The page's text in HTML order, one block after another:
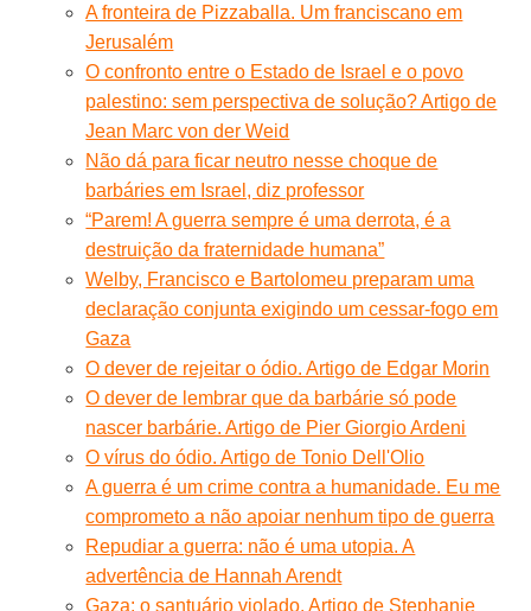
A fronteira de Pizzaballa. Um franciscano em
Jerusalém
O confronto entre o Estado de Israel e o povo
palestino: sem perspectiva de solução? Artigo de
Jean Marc von der Weid
Não dá para ficar neutro nesse choque de
barbáries em Israel, diz professor
“Parem! A guerra sempre é uma derrota, é a
destruição da fraternidade humana”
Welby, Francisco e Bartolomeu preparam uma
declaração conjunta exigindo um cessar-fogo em
Gaza
O dever de rejeitar o ódio. Artigo de Edgar Morin
O dever de lembrar que da barbárie só pode
nascer barbárie. Artigo de Pier Giorgio Ardeni
O vírus do ódio. Artigo de Tonio Dell'Olio
A guerra é um crime contra a humanidade. Eu me
comprometo a não apoiar nenhum tipo de guerra
Repudiar a guerra: não é uma utopia. A
advertência de Hannah Arendt
Gaza: o santuário violado. Artigo de Stephanie